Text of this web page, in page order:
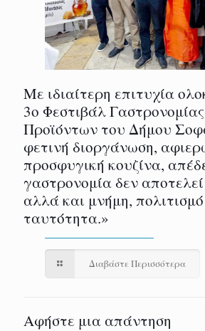
Με ιδιαίτερη επιτυχία
3ο Φεστιβάλ
Προϊόντων του Δήμου
φετινή διοργάνωση,
προσφυγική κουζίνα,
γαστρονομία δεν
αλλά και μνήμη,
ταυτότητα.»
Διαβάστε Περισσότερα
Αφήστε μια απάντηση